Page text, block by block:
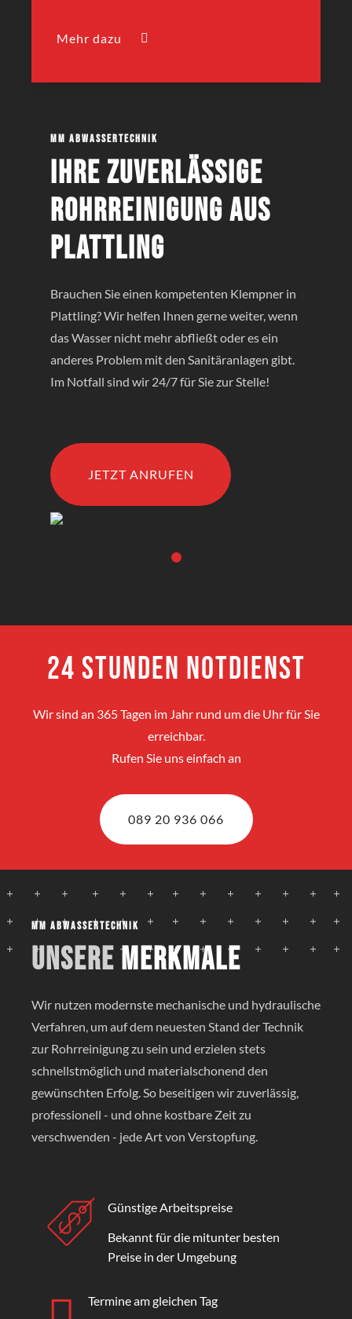
Mehr dazu
MM Abwassertechnik
Ihre zuverlässige
Rohrreinigung aus
Plattling
Brauchen Sie einen kompetenten Klempner in
Plattling? Wir helfen Ihnen gerne weiter, wenn
das Wasser nicht mehr abfließt oder es ein
anderes Problem mit den Sanitäranlagen gibt.
Im Notfall sind wir 24/7 für Sie zur Stelle!
JETZT ANRUFEN
24 Stunden Notdienst
Wir sind an 365 Tagen im Jahr rund um die Uhr für Sie
erreichbar.
Rufen Sie uns einfach an
089 20 936 066
MM Abwassertechnik
UnsereMerkmale
Wir nutzen modernste mechanische und hydraulische
Verfahren, um auf dem neuesten Stand der Technik
zur Rohrreinigung zu sein und erzielen stets
schnellstmöglich und materialschonend den
gewünschten Erfolg. So beseitigen wir zuverlässig,
professionell - und ohne kostbare Zeit zu
verschwenden - jede Art von Verstopfung.
Günstige Arbeitspreise
Bekannt für die mitunter besten
Preise in der Umgebung
Termine am gleichen Tag